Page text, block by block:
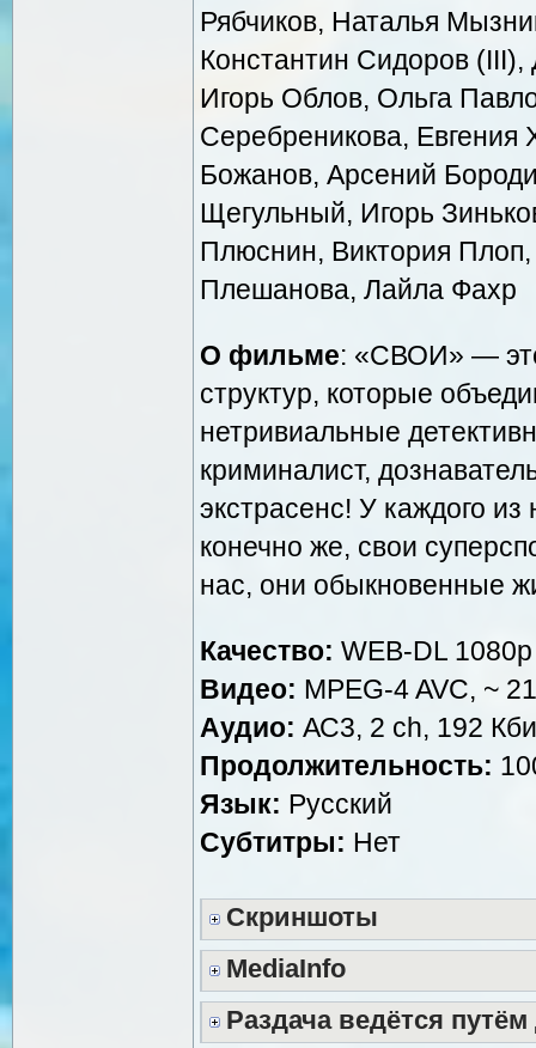
Рябчиков, Наталья
Константин Сидоров
Игорь Облов, Ольга
Серебреникова,
Божанов, Арсений
Щегульный, Игорь
Плюснин, Виктория
Плешанова, Лайла Фахр
О фильме: «СВОИ» —
структур, которые
нетривиальные
криминалист,
экстрасенс! У каждого
конечно же, свои
нас, они обыкновенные
Качество: WEB-DL 1080p
Видео: MPEG-4 AVC, ~
Аудио: АС3, 2 ch, 192
Продолжительность:
Язык: Русский
Субтитры: Нет
Скриншоты
MediaInfo
Раздача ведётся